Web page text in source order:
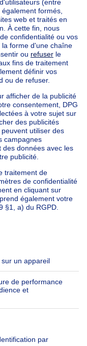
Linkebeek
vendre Espagne
Luxembourg
bas
pas cher
cher
chambres
Bruxelles-ville
déménagement
nous